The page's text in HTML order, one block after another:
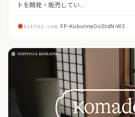
トを開発・販売してい…
kittoi.com· FP-KoburinaGoStdN-W3